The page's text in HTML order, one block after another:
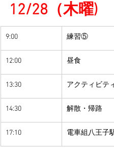
12/28（木曜)
9:00 練習⑤
​12:00 ​昼食
13:30 アクティビテ
​14:30 ​解散・帰路
17:10 電車組八王子